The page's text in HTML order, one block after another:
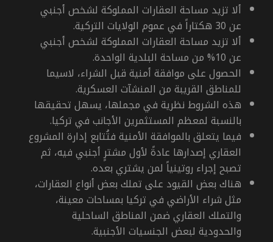
ألا تزيد مساحة العقارات المملوكة لشخص أجنبي
عن 30 هكتاراً في عموم الولايات التركية.
ألا تزيد مساحة العقارات المملوكة لشخص أجنبي
عن 10% من مساحة البلدية الواحدة.
الحصول على موافقة أمنية قبل الشراء، لاسيما
للمناطق القريبة من المنشآت العسكرية.
هذه الشروط نظرية في مجملها، يسهل تحقيقها
بالنسبة لمعظم المستثمرين الأجانب في تركيا.
فيما يتعلق بالموافقة الأمنية فتُتابع إدارة المشروع
العقاري إصدارها عادةً لأول مشترٍ أجنبي فيه، ثم
تصبح إجراء روتينياً لمن يشتري بعده.
هناك بعض القيود على تملك بعض أنواع العقارات،
مثل شراء الأراضي في تركيا بمساحات معينة،
والتملك العقاري ضمن المناطق الساحلية
والحدودية لبعض الجنسيات الأجنبية.